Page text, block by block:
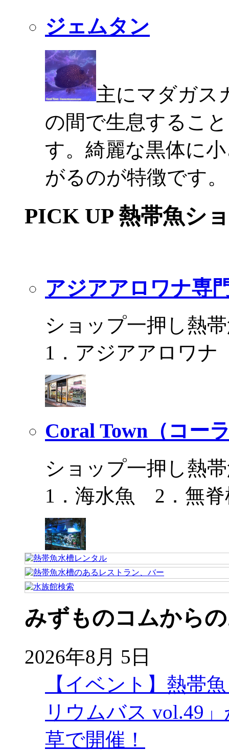
ジェムタン
主にマダガス
の間で生息するこ
す。綺麗な黒体に
がるのが特徴です。
PICK UP 熱帯魚シ
アジアアロワナ専
ショップ一押し熱
1．アジアアロワ
Coral Town（コー
ショップ一押し熱
1．海水魚 2．無脊
みずものコムから
2026年8月 5日
【イベント】熱帯
リウムバス vol.49
草で開催！